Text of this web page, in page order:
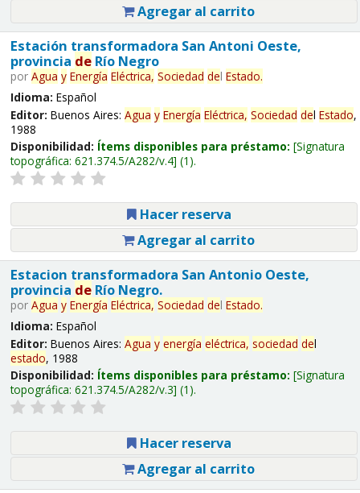
Agregar al carrito
Estación transformadora San Antoni Oeste,
provincia deRío Negro
por Agua y Energía Eléctrica, Sociedad del Estado.
Idioma: Español
Editor: Buenos Aires: Agua y Energía Eléctrica, Sociedad del Estado,
1988
Disponibilidad: Ítems disponibles para préstamo: Signatura
topográfica: 621.374.5/A282/v.4 (1).
Hacer reserva
Agregar al carrito
Estacion transformadora San Antonio Oeste,
provincia deRío Negro.
por Agua y Energía Eléctrica, Sociedad del Estado.
Idioma: Español
Editor: Buenos Aires: Agua y energía eléctrica, sociedad del
estado, 1988
Disponibilidad: Ítems disponibles para préstamo: Signatura
topográfica: 621.374.5/A282/v.3 (1).
Hacer reserva
Agregar al carrito